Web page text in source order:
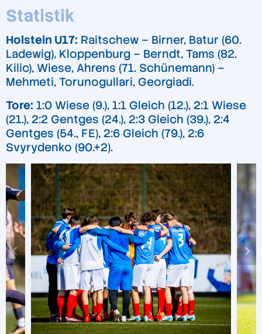
Statistik
Holstein U17: Raitschew – Birner, Batur (60.
Ladewig), Kloppenburg – Berndt, Tams (82.
Kilic), Wiese, Ahrens (71. Schünemann) –
Mehmeti, Torunogullari, Georgiadi.
Tore: 1:0 Wiese (9.), 1:1 Gleich (12.), 2:1 Wiese
(21.), 2:2 Gentges (24.), 2:3 Gleich (39.), 2:4
Gentges (54., FE), 2:6 Gleich (79.), 2:6
Svyrydenko (90.+2).